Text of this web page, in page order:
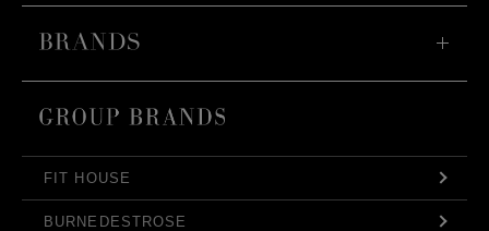
FIT HOUSE
BURNEDESTROSE